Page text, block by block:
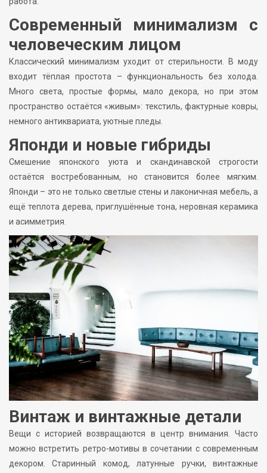
Современный минимализм с
человеческим лицом
Классический минимализм уходит от стерильности. В моду
входит тёплая простота – функциональность без холода.
Много света, простые формы, мало декора, но при этом
пространство остаётся «живым»: текстиль, фактурные ковры,
немного антиквариата, уютные пледы.
Японди и новые гибриды
Смешение японского уюта и скандинавской строгости
остаётся востребованным, но становится более мягким.
Японди – это не только светлые стены и лаконичная мебель, а
ещё теплота дерева, приглушённые тона, неровная керамика
и асимметрия.
Винтаж и винтажные детали
Вещи с историей возвращаются в центр внимания. Часто
можно встретить ретро-мотивы в сочетании с современным
декором. Старинный комод, латунные ручки, винтажные